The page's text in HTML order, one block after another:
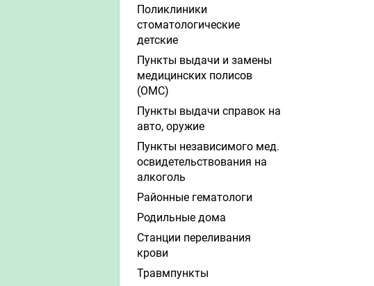
Поликлиники
стоматологические
детские
Пункты выдачи и замены
медицинских полисов
(ОМС)
Пункты выдачи справок на
авто, оружие
Пункты независимого мед.
освидетельствования на
алкоголь
Районные гематологи
Родильные дома
Станции переливания
крови
Травмпункты